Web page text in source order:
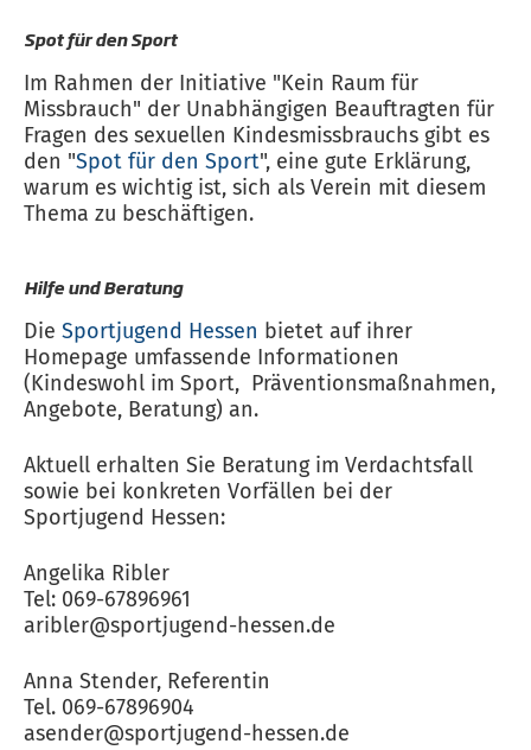
Spot für den Sport
Im Rahmen der Initiative "Kein Raum für
Missbrauch" der Unabhängigen Beauftragten für
Fragen des sexuellen Kindesmissbrauchs gibt es
den "Spot für den Sport", eine gute Erklärung,
warum es wichtig ist, sich als Verein mit diesem
Thema zu beschäftigen.
Hilfe und Beratung
Die Sportjugend Hessen bietet auf ihrer
Homepage umfassende Informationen
(Kindeswohl im Sport, Präventionsmaßnahmen,
Angebote, Beratung) an.
Aktuell erhalten Sie Beratung im Verdachtsfall
sowie bei konkreten Vorfällen bei der
Sportjugend Hessen:
Angelika Ribler
Tel: 069-67896961
aribler@sportjugend-hessen.de
Anna Stender, Referentin
Tel. 069-67896904
asender@sportjugend-hessen.de